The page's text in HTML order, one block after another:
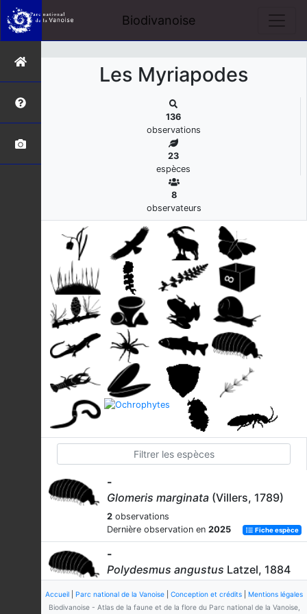
Biodivanoise
Les Myriapodes
136
observations
23
espèces
8
observateurs
-
Glomeris marginata (Villers, 1789)
2 observations
Dernière observation en 2025 Fiche espèce
-
Polydesmus angustus Latzel, 1884
Dernière observation en
Accueil Parc national de la Vanoise Conception et crédits
Mentions légales
Biodivanoise - Atlas de la faune et de la flore du Parc national de la Vanoise,